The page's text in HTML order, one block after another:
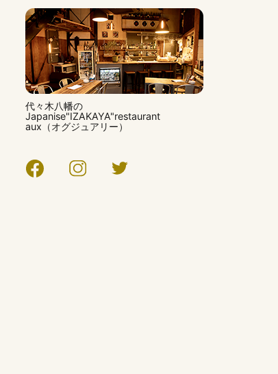
代々木八幡の
Japanise"IZAKAYA"restaurant
aux（オグジュアリー）